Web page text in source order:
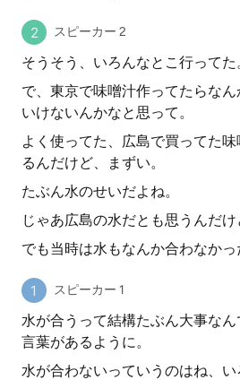
スピーカー 2
そうそう、いろんなとこ行ってた
で、東京で味噌汁作ってたらな
いけないんかなと思って。
よく使ってた、広島で買ってた
るんだけど、まずい。
たぶん水のせいだよね。
じゃあ広島の水だとも思うんだけ
でも当時は水もなんか合わなかっ
スピーカー 1
水が合うって結構たぶん大事な
言葉があるように。
水が合わないっていうのはね、